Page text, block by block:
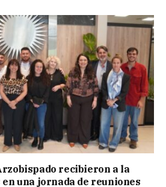
recibieron a la
una jornada de reuniones